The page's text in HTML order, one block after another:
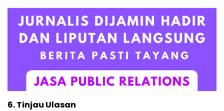
6. Tinjau Ulasan